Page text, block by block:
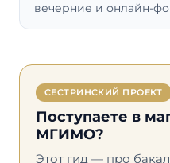
вечерние и онлайн-
СЕСТРИНСКИЙ ПРОЕКТ
Поступаете в
МГИМО?
Этот гид — про